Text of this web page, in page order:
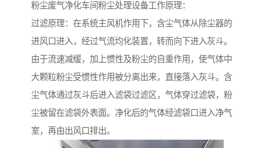
粉尘废气净化车间粉尘处理设备工作原理：
过滤原理：在系统主风机作用下，含尘气体从除尘器的
进风口进入，经过气流均化装置，转而向下进入灰斗。
由于流速减缓，加上惯性及粉尘的自重作用，使气体中
大颗粒粉尘受惯性作用被分离出来，直接落入灰斗。含
尘气体通过灰斗后进入滤袋过滤区，气体穿过滤袋，粉
尘被留在滤袋外表面。净化后的气体经滤袋口进入净气
室，再由出风口排出。